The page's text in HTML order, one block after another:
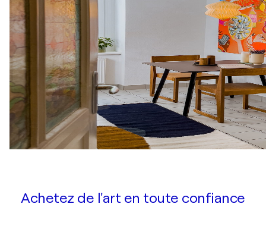
Achetez de l'art en toute confiance